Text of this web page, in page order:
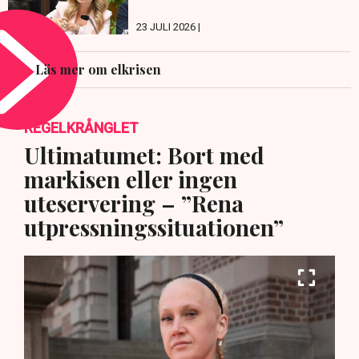
23 JULI 2026 |
Läs mer om elkrisen
REGELKRÅNGLET
Ultimatumet: Bort med
markisen eller ingen
uteservering – ”Rena
utpressningssituationen”